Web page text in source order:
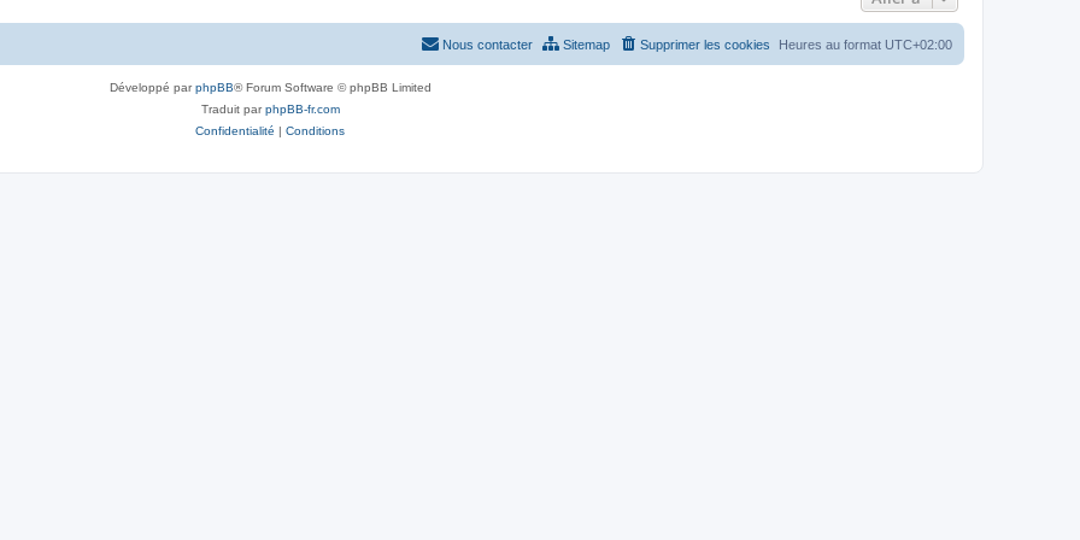
Heures au format UTC+02:00
Supprimer les cookies
Sitemap
Nous contacter
Développé parphpBB® Forum Software © phpBB Limited
Traduit parphpBB-fr.com
Confidentialité | Conditions